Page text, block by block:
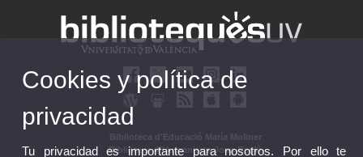
Biblioteca d'Educació María Moliner
Biblioteca d'Humanitats Joan Reglà
Cookies y política de
privacidad
Tu privacidad es importante para nosotros. Por ello te